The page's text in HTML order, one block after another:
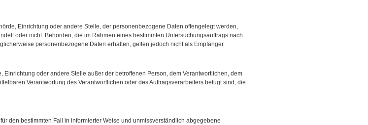
Einrichtung oder andere Stelle, der personenbezogene Daten offengelegt werden,
oder nicht. Behörden, die im Rahmen eines bestimmten Untersuchungsauftrags nach
personenbezogene Daten erhalten, gelten jedoch nicht als Empfänger.
Einrichtung oder andere Stelle außer der betroffenen Person, dem Verantwortlichen, dem
Verantwortung des Verantwortlichen oder des Auftragsverarbeiters befugt sind, die
den bestimmten Fall in informierter Weise und unmissverständlich abgegebene